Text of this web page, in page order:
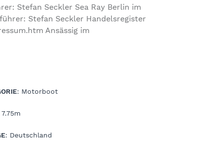
Stefan Seckler Sea Ray Berlin im
Stefan Seckler Handelsregister
Ansässig im
: Motorboot
7.75m
: Deutschland